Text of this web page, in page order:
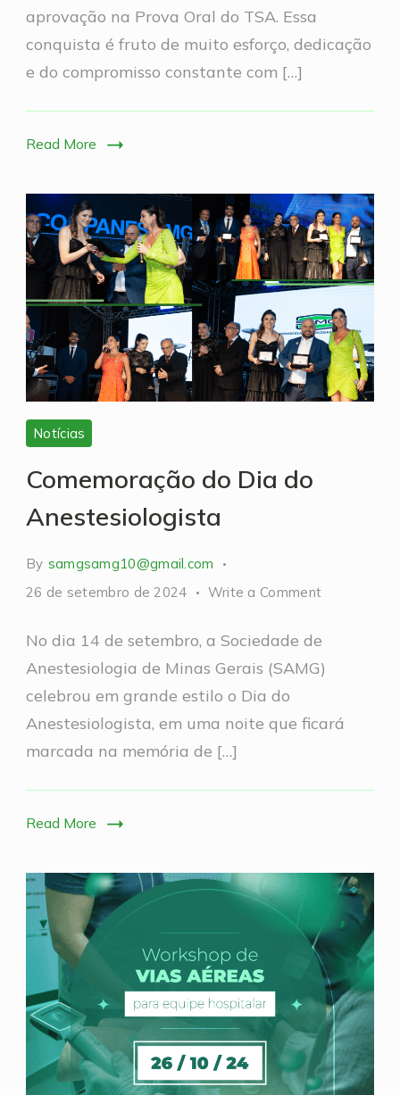
na
Prova
TSA
aprovação na Prova Oral do TSA. Essa
conquista é fruto de muito esforço, dedicação
e do compromisso constante com […]
Read More
Notícias
Comemoração do Dia do
Anestesiologista
By samgsamg10@gmail.com
26 de setembro de 2024
Write a Commenton
do
Dia
No dia 14 de setembro, a Sociedade de
Anestesiologia de Minas Gerais (SAMG)
celebrou em grande estilo o Dia do
Anestesiologista, em uma noite que ficará
marcada na memória de […]
Read More